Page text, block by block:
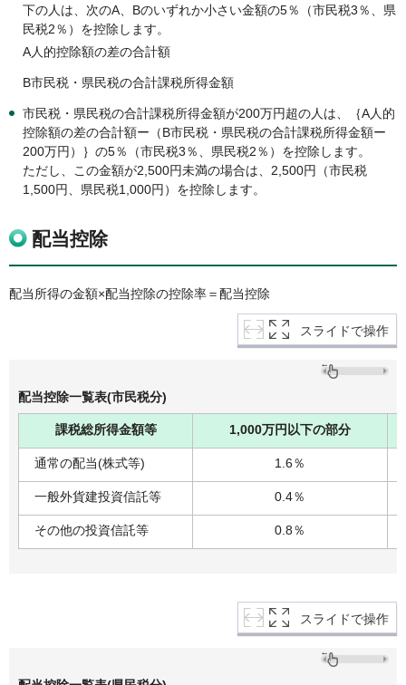
下の人は、次のA、Bのいずれか小さい金額の5％（市民税3％、県
民税2％）を控除します。
A人的控除額の差の合計額
B市民税・県民税の合計課税所得金額
市民税・県民税の合計課税所得金額が200万円超の人は、｛A人的
控除額の差の合計額ー（B市民税・県民税の合計課税所得金額ー
200万円）｝の5％（市民税3％、県民税2％）を控除します。
ただし、この金額が2,500円未満の場合は、2,500円（市民税
1,500円、県民税1,000円）を控除します。
配当控除
配当所得の金額×配当控除の控除率＝配当控除
スライドで操作
配当控除一覧表(市民税分)
課税総所得金額等 1,000万円以下の部分
通常の配当(株式等) 1.6％
一般外貨建投資信託等 0.4％
その他の投資信託等 0.8％
スライドで操作